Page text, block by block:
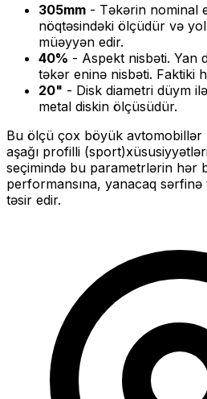
305mm - Təkərin nominal
nöqtəsindəki ölçüdür və
müəyyən edir.
40% - Aspekt nisbəti. Yan
təkər eninə nisbəti. Faktiki
20" - Disk diametri düym
metal diskin ölçüsüdür.
Bu ölçü çox böyük
aşağı profilli (sport)
seçimində bu parametrlərin hər
performansına, yanacaq
təsir edir.